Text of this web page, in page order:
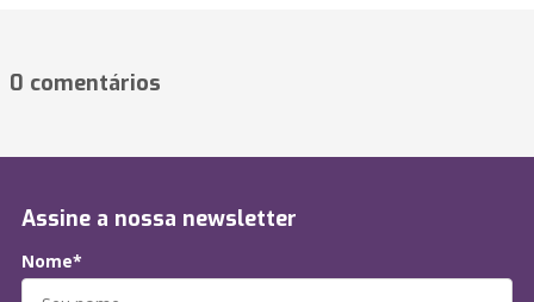
0 comentários
Assine a nossa newsletter
Nome*